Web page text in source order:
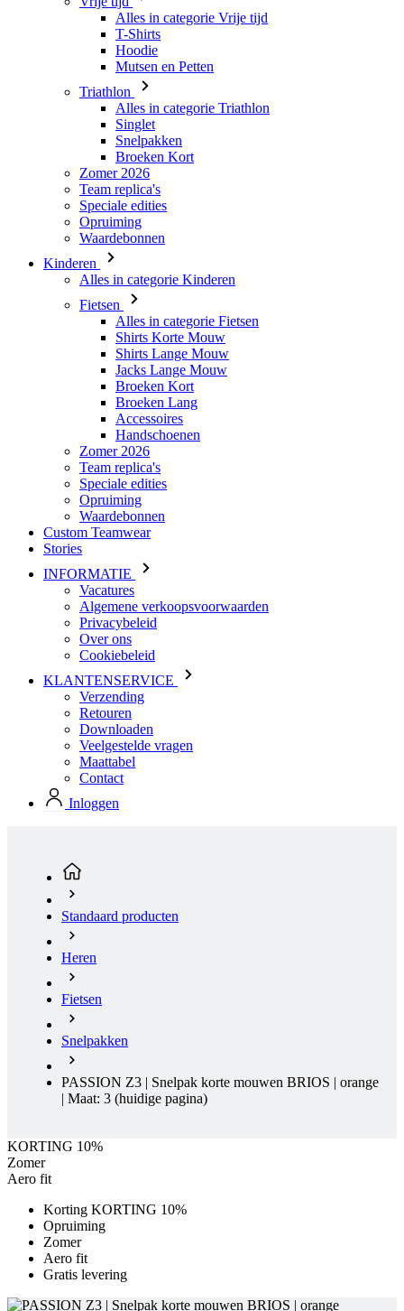
Alles in categorie Vrije tijd
T-Shirts
Hoodie
Mutsen en Petten
Triathlon
Alles in categorie Triathlon
Singlet
Snelpakken
Broeken Kort
Zomer 2026
Team replica's
Speciale edities
Opruiming
Waardebonnen
Kinderen
Alles in categorie Kinderen
Fietsen
Alles in categorie Fietsen
Shirts Korte Mouw
Shirts Lange Mouw
Jacks Lange Mouw
Broeken Kort
Broeken Lang
Accessoires
Handschoenen
Zomer 2026
Team replica's
Speciale edities
Opruiming
Waardebonnen
Custom Teamwear
Stories
INFORMATIE
Vacatures
Algemene verkoopsvoorwaarden
Privacybeleid
Over ons
Cookiebeleid
KLANTENSERVICE
Verzending
Retouren
Downloaden
Veelgestelde vragen
Maattabel
Contact
Inloggen
Standaard producten
Heren
Fietsen
Snelpakken
PASSION Z3 | Snelpak korte mouwen BRIOS | orange
| Maat: 3 (huidige pagina)
KORTING 10%
Zomer
Aero fit
Korting KORTING 10%
Opruiming
Zomer
Aero fit
Gratis levering